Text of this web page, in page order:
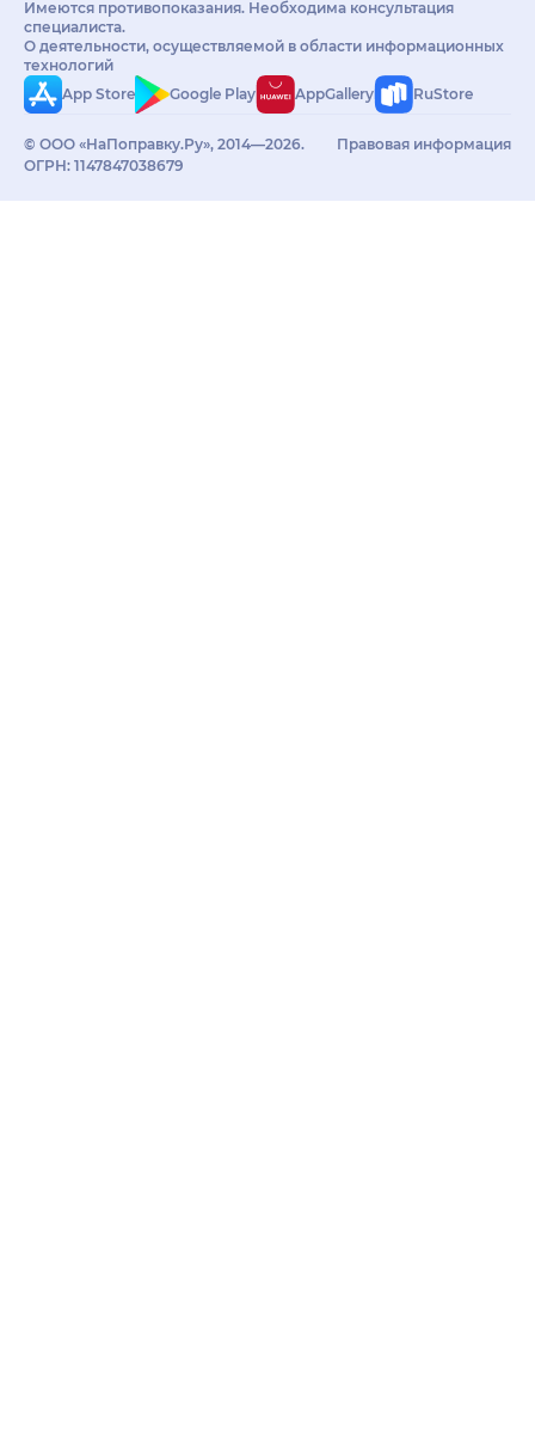
Имеются противопоказания. Необходима консультация
специалиста.
О деятельности, осуществляемой в области информационных
технологий
App Store
Google Play AppGallery RuStore
© ООО «НаПоправку.Ру», 2014—2026.
ОГРН: 1147847038679
Правовая информация